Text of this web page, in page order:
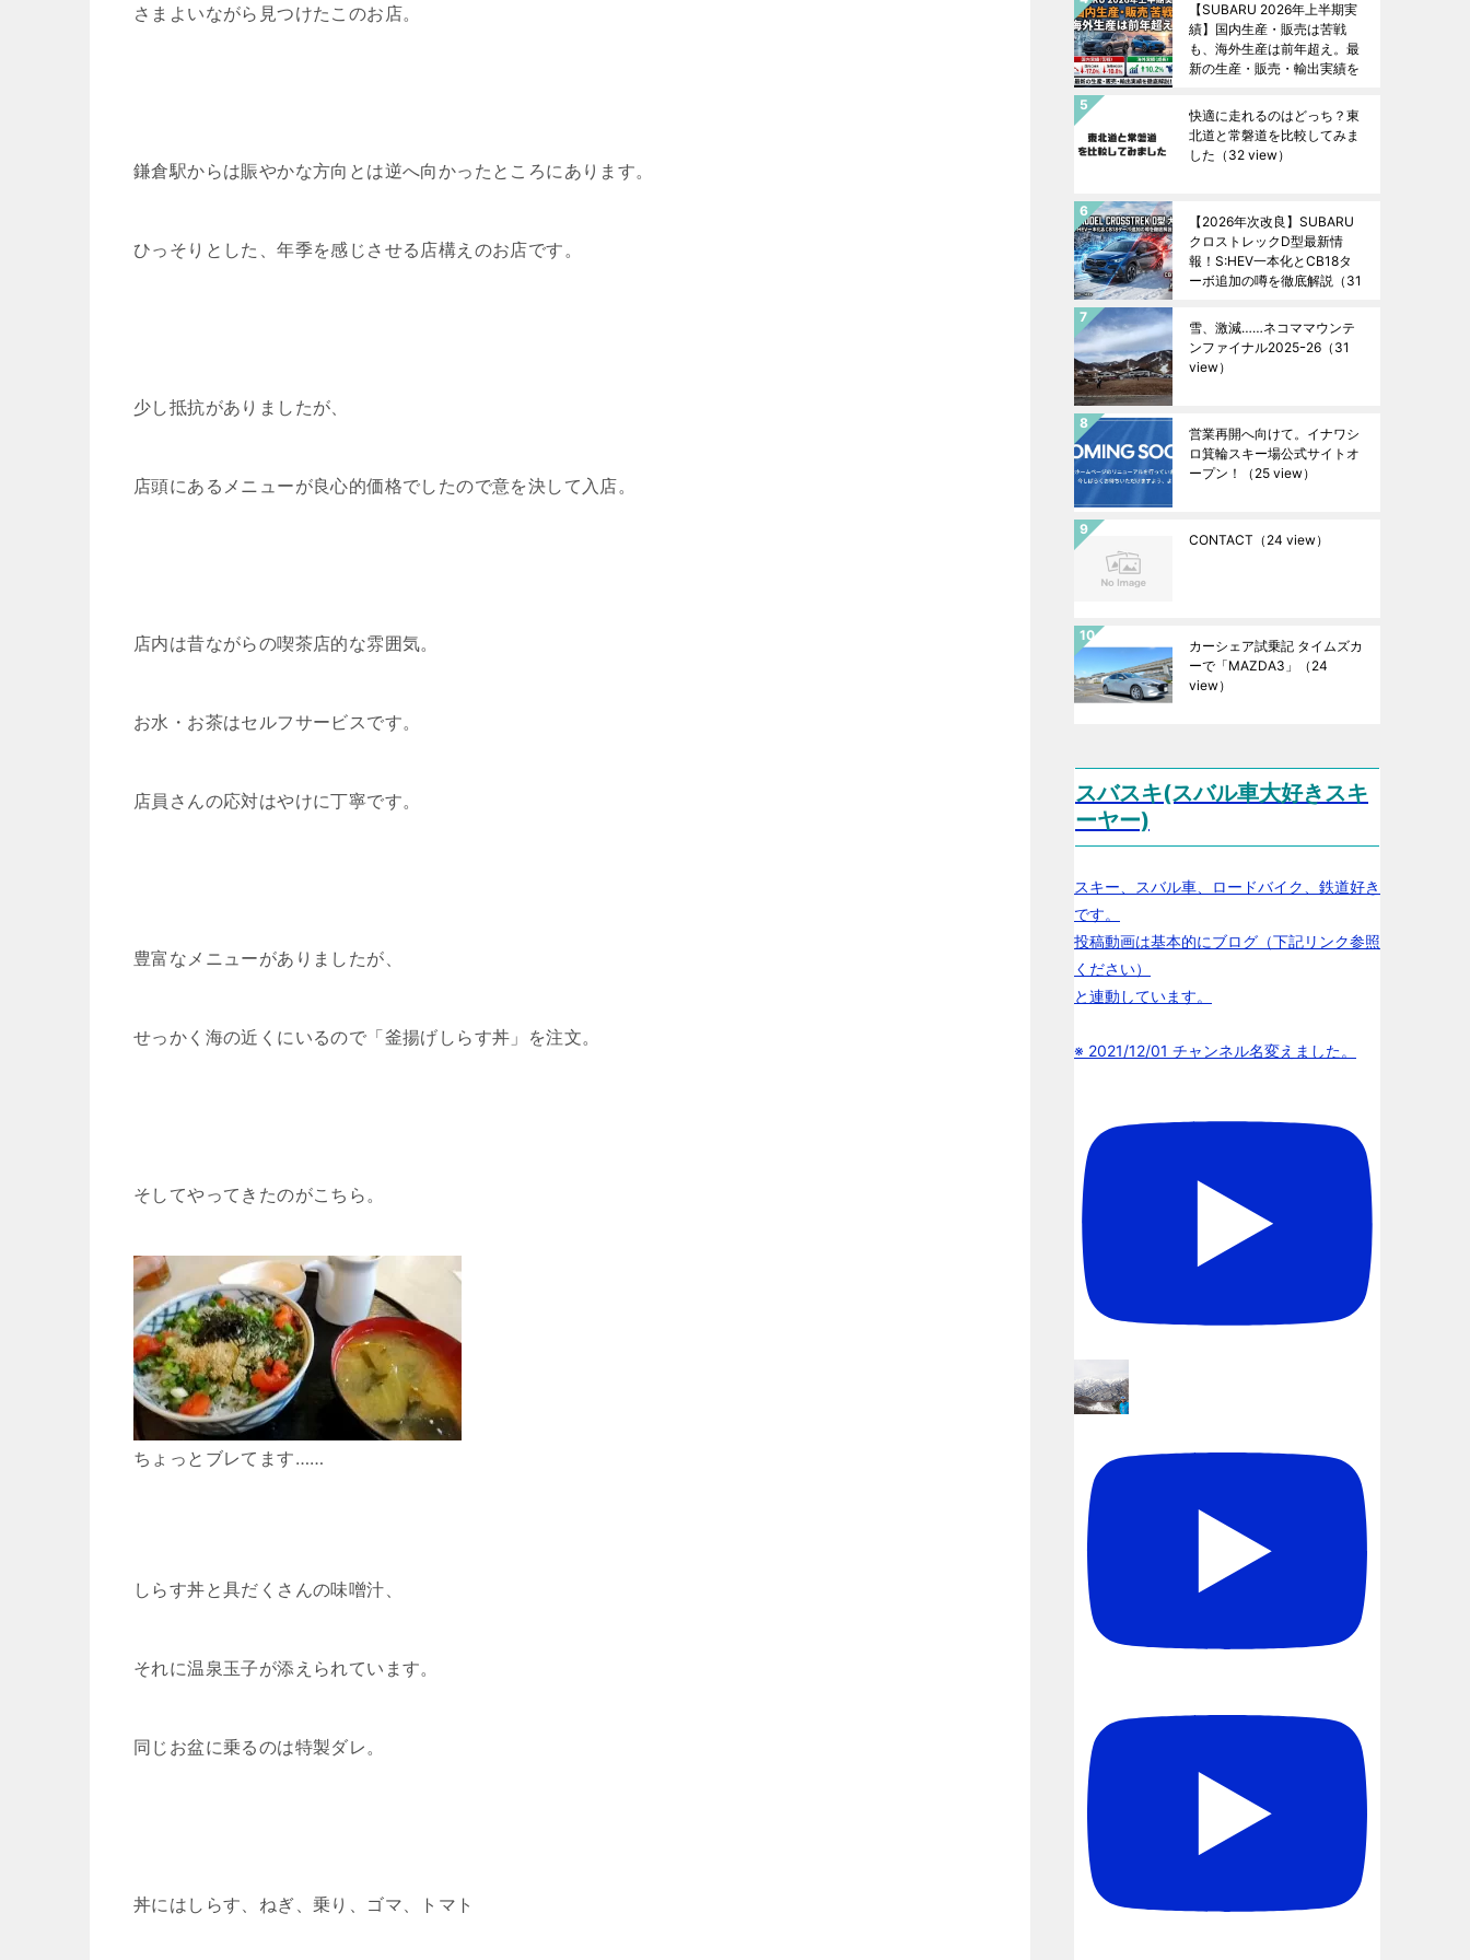
さまよいながら見つけたこのお店。
鎌倉駅からは賑やかな方向とは逆へ向かったところにあります。
ひっそりとした、年季を感じさせる店構えのお店です。
少し抵抗がありましたが、
店頭にあるメニューが良心的価格でしたので意を決して入店。
店内は昔ながらの喫茶店的な雰囲気。
お水・お茶はセルフサービスです。
店員さんの応対はやけに丁寧です。
豊富なメニューがありましたが、
せっかく海の近くにいるので「釜揚げしらす丼」を注文。
そしてやってきたのがこちら。
ちょっとブレてます……
しらす丼と具だくさんの味噌汁、
それに温泉玉子が添えられています。
同じお盆に乗るのは特製ダレ。
丼にはしらす、ねぎ、乗り、ゴマ、トマト
【SUBARU 2026年上半期実
績】国内生産・販売は苦戦
も、海外生産は前年超え。最
新の生産・販売・輸出実績を
快適に走れるのはどっち？東
北道と常磐道を比較してみま
した （32 view）
【2026年次改良】SUBARU
クロストレックD型最新情
報！S:HEV一本化とCB18タ
ーボ追加の噂を徹底解説 （31
雪、激減……ネコママウンテ
ンファイナル2025ｰ26 （31
view）
営業再開へ向けて。イナワシ
ロ箕輪スキー場公式サイトオ
ープン！
（25 view）
CONTACT （24 view）
カーシェア試乗記 タイムズカ
ーで「MAZDA3」
（24
view）
スバスキ(スバル車大好きスキ
ーヤー)
スキー、スバル車、ロードバイク、鉄道好き
です。
投稿動画は基本的にブログ（下記リンク参照
ください）
と連動しています。
※ 2021/12/01 チャンネル名変えました。